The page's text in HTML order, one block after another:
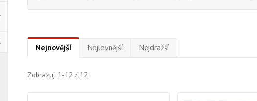
Nejnovější Nejlevnější Nejdražší
Zobrazuji 1-12 z 12